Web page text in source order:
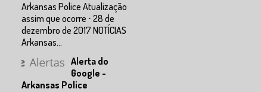
Arkansas Police Atualização
assim que ocorre ⋅ 28 de
dezembro de 2017 NOTÍCIAS
Arkansas...
Alerta do
Google -
Arkansas Police